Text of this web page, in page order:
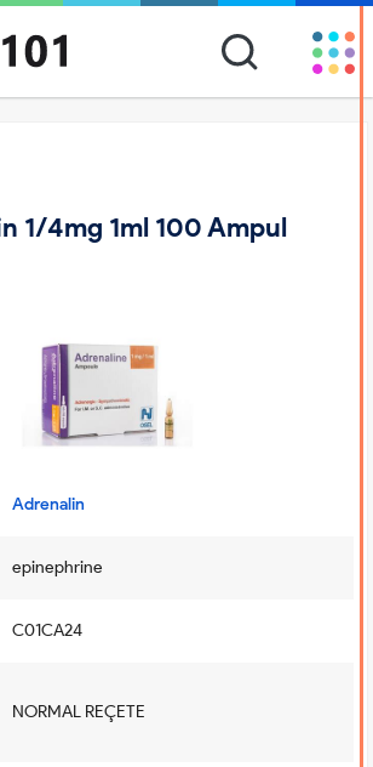
1/4mg 1ml 100 Ampul
Adrenalin
epinephrine
C01CA24
NORMAL REÇETE